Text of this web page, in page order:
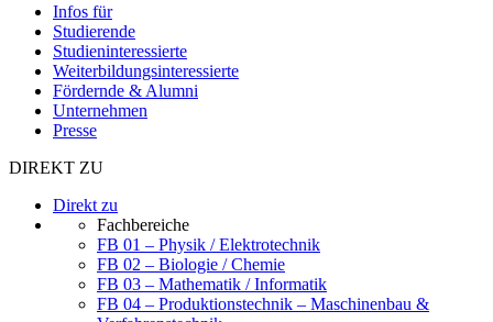
Infos für
Studierende
Studieninteressierte
Weiterbildungsinteressierte
Fördernde & Alumni
Unternehmen
Presse
DIREKT ZU
Direkt zu
Fachbereiche
FB 01 – Physik / Elektrotechnik
FB 02 – Biologie / Chemie
FB 03 – Mathematik / Informatik
FB 04 – Produktionstechnik – Maschinenbau &